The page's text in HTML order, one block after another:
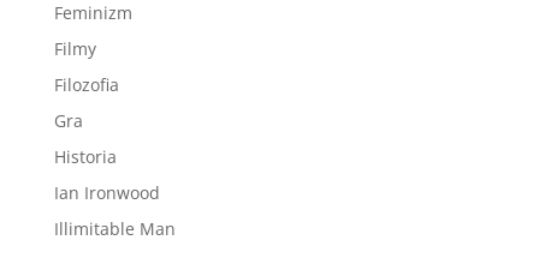
Feminizm
Filmy
Filozofia
Gra
Historia
Ian Ironwood
Illimitable Man